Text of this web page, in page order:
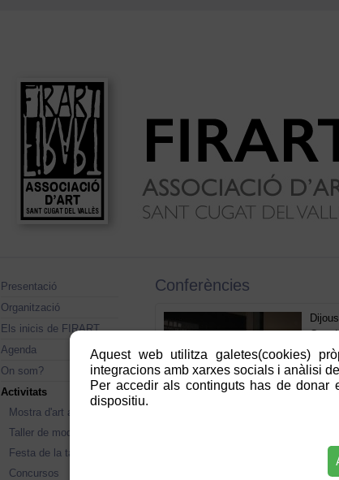
Presentació
Organització
Els inicis de FIRART
Agenda
On som?
Activitats
Mostra d'art al carrer
Taller de model
Festa de la tardor
Concursos
Conferències
Aquest web utilitza galetes(cookies)
integracions amb xarxes socials i anàlisi
Per accedir als continguts has de
dispositiu.